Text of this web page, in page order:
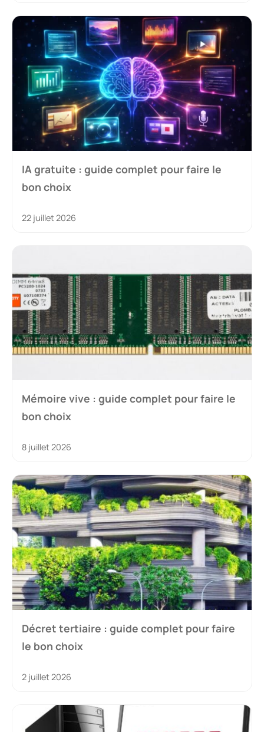
IA gratuite : guide complet pour faire le
bon choix
22 juillet 2026
Mémoire vive : guide complet pour faire le
bon choix
8 juillet 2026
Décret tertiaire : guide complet pour faire
le bon choix
2 juillet 2026